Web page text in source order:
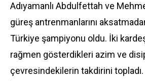
Adıyamanlı Abdulfettah ve
güreş antrenmanlarını
Türkiye şampiyonu oldu. İki
rağmen gösterdikleri azim ve
çevresindekilerin takdirini